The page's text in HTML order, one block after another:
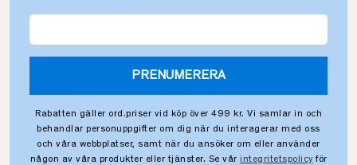
PRENUMERERA
Rabatten gäller ord.priser vid köp över 499 kr. Vi samlar in och
behandlar personuppgifter om dig när du interagerar med oss
och våra webbplatser, samt när du ansöker om eller använder
någon av våra produkter eller tjänster. Se vår integritetspolicy för